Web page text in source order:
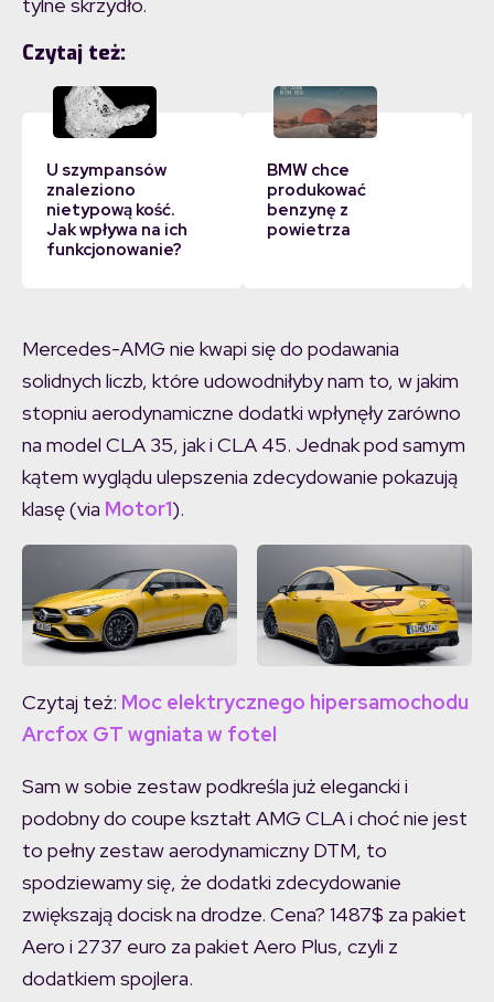
tylne skrzydło.
Czytaj też:
U szympansów
znaleziono
nietypową kość.
Jak wpływa na ich
funkcjonowanie?
BMW chce
produkować
benzynę z
powietrza
Mercedes-AMG nie kwapi się do podawania
solidnych liczb, które udowodniłyby nam to, w jakim
stopniu aerodynamiczne dodatki wpłynęły zarówno
na model CLA 35, jak i CLA 45. Jednak pod samym
kątem wyglądu ulepszenia zdecydowanie pokazują
klasę (via Motor1).
Czytaj też: Moc elektrycznego hipersamochodu
Arcfox GT wgniata w fotel
Sam w sobie zestaw podkreśla już elegancki i
podobny do coupe kształt AMG CLA i choć nie jest
to pełny zestaw aerodynamiczny DTM, to
spodziewamy się, że dodatki zdecydowanie
zwiększają docisk na drodze. Cena? 1487$ za pakiet
Aero i 2737 euro za pakiet Aero Plus, czyli z
dodatkiem spojlera.